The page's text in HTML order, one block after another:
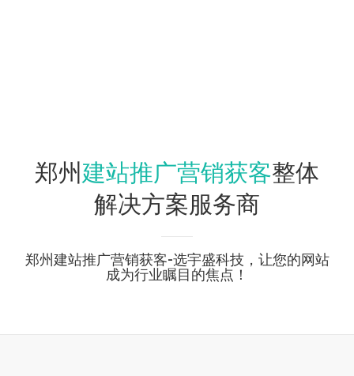
郑州 建站推广营销获客整体
解决方案服务商
郑州建站推广营销获客-选宇盛科技，让您的网站
成为行业瞩目的焦点！